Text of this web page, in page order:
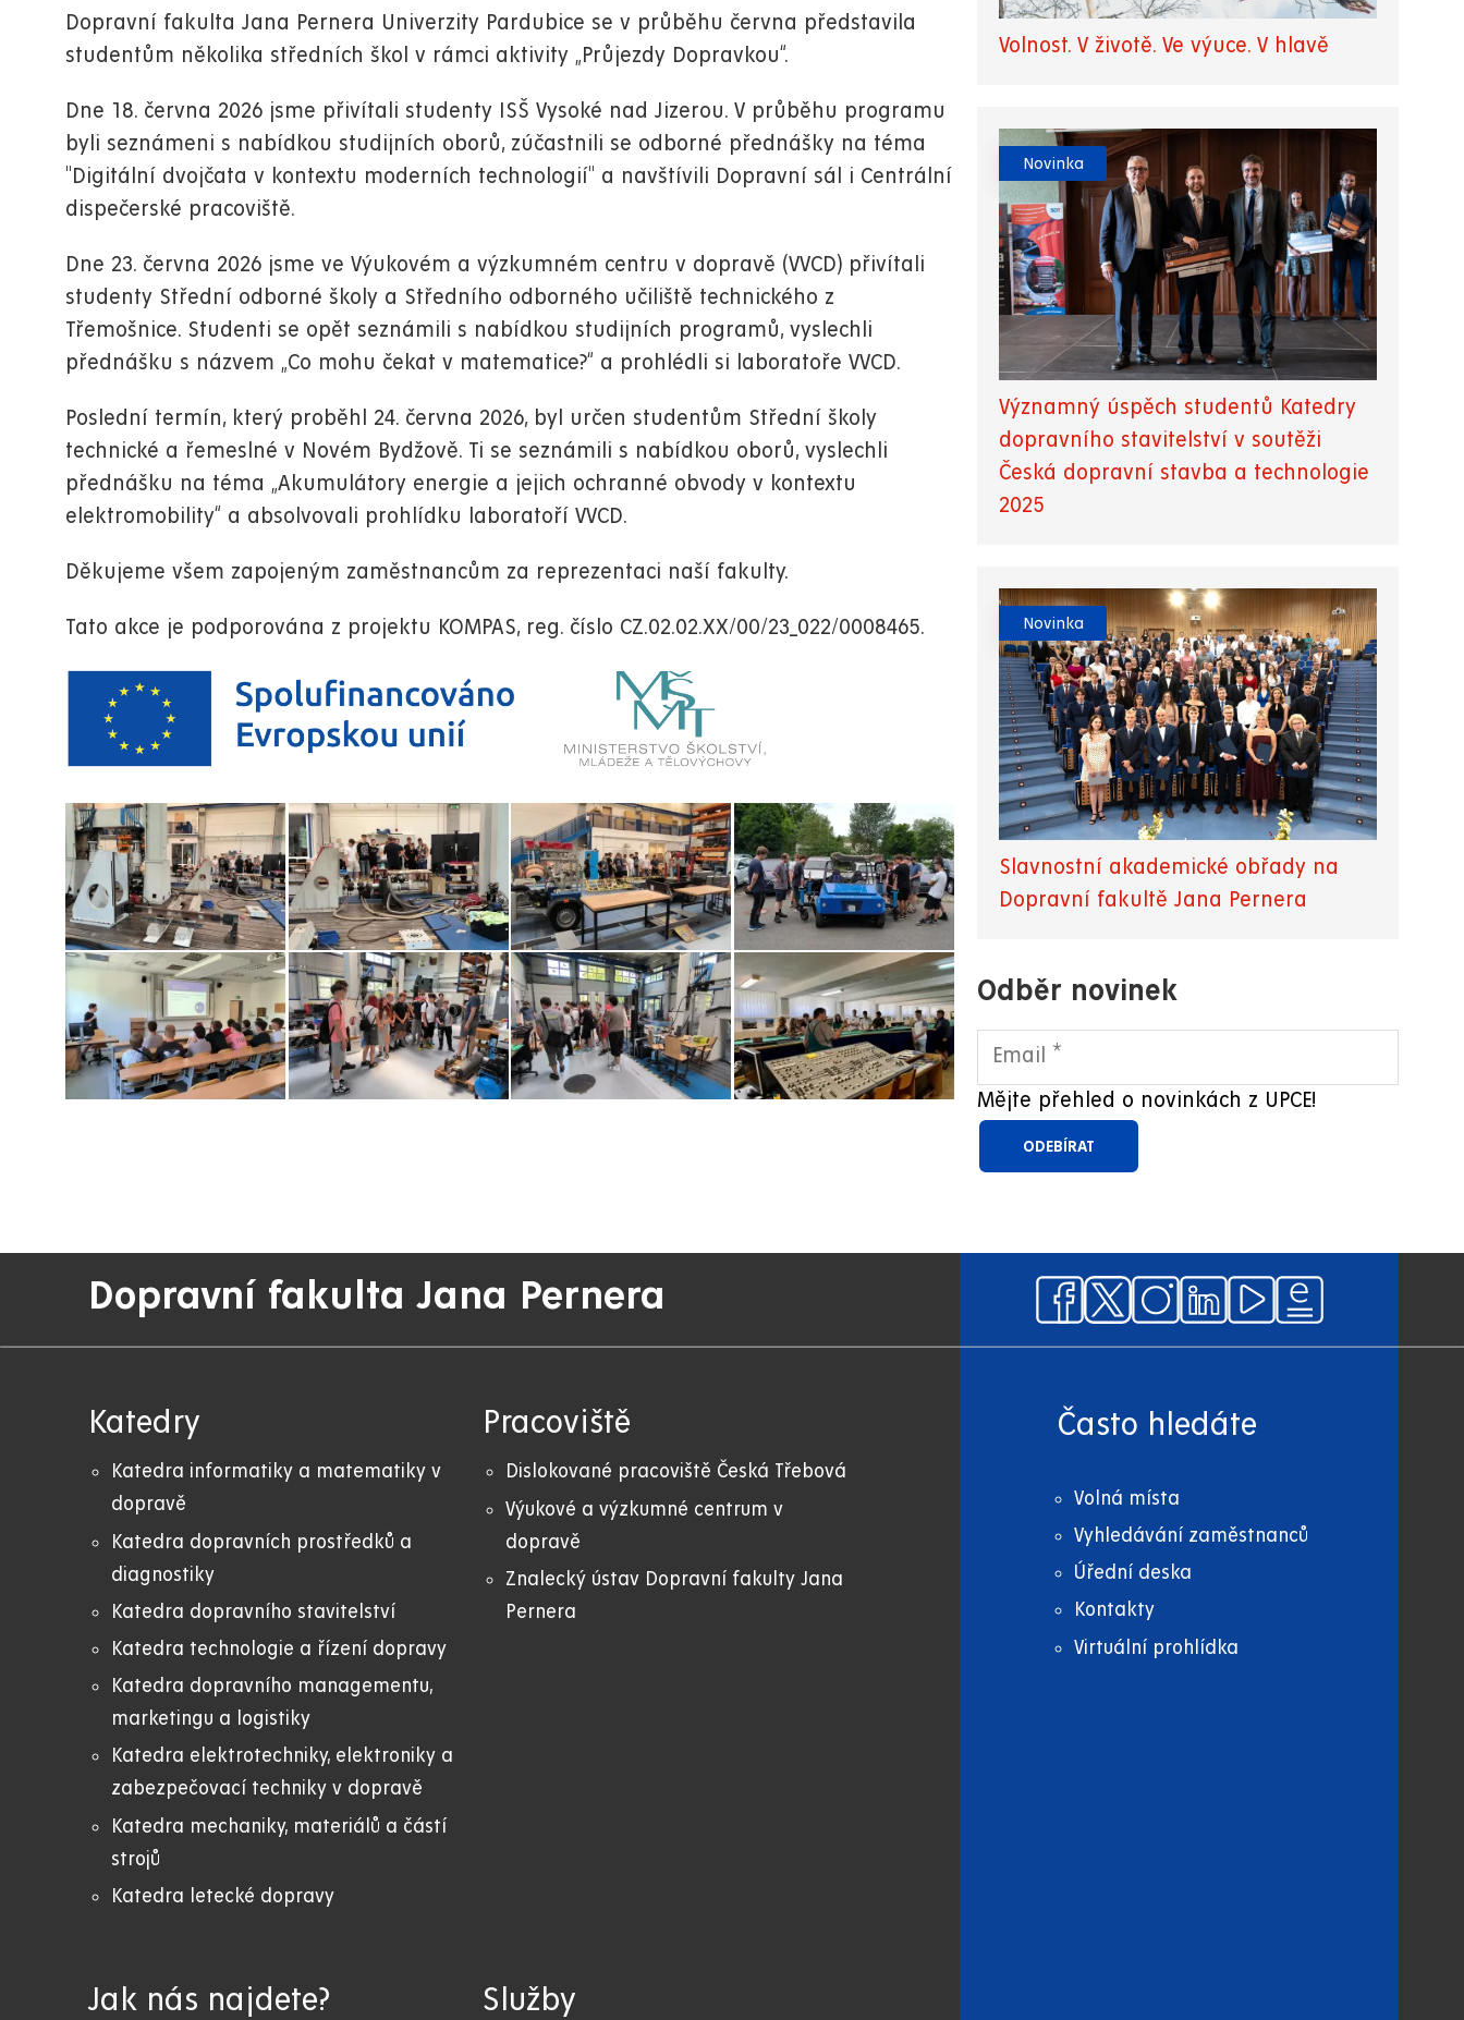
Dopravní fakulta Jana Pernera Univerzity Pardubice se v průběhu června představila
studentům několika středních škol v rámci aktivity „Průjezdy Dopravkou“.
Dne 18. června 2026 jsme přivítali studenty ISŠ Vysoké nad Jizerou. V průběhu programu
byli seznámeni s nabídkou studijních oborů, zúčastnili se odborné přednášky na téma
"Digitální dvojčata v kontextu moderních technologií" a navštívili Dopravní sál i Centrální
dispečerské pracoviště.
Dne 23. června 2026 jsme ve Výukovém a výzkumném centru v dopravě (VVCD) přivítali
studenty Střední odborné školy a Středního odborného učiliště technického z
Třemošnice. Studenti se opět seznámili s nabídkou studijních programů, vyslechli
přednášku s názvem „Co mohu čekat v matematice?“ a prohlédli si laboratoře VVCD.
Poslední termín, který proběhl 24. června 2026, byl určen studentům Střední školy
technické a řemeslné v Novém Bydžově. Ti se seznámili s nabídkou oborů, vyslechli
přednášku na téma „Akumulátory energie a jejich ochranné obvody v kontextu
elektromobility“ a absolvovali prohlídku laboratoří VVCD.
Děkujeme všem zapojeným zaměstnancům za reprezentaci naší fakulty.
Tato akce je podporována z projektu KOMPAS, reg. číslo CZ.02.02.XX/00/23_022/0008465.
Volnost. V životě. Ve výuce. V hlavě
Novinka
Významný úspěch studentů Katedry
dopravního stavitelství v soutěži
Česká dopravní stavba a technologie
2025
Novinka
Slavnostní akademické obřady na
Dopravní fakultě Jana Pernera
Odběr novinek
Mějte přehled o novinkách z UPCE!
Dopravní fakulta Jana Pernera
Katedry
Katedra informatiky a matematiky v
dopravě
Katedra dopravních prostředků a
diagnostiky
Katedra dopravního stavitelství
Katedra technologie a řízení dopravy
Katedra dopravního managementu,
marketingu a logistiky
Katedra elektrotechniky, elektroniky a
zabezpečovací techniky v dopravě
Katedra mechaniky, materiálů a částí
strojů
Katedra letecké dopravy
Pracoviště
Dislokované pracoviště Česká Třebová
Výukové a výzkumné centrum v
dopravě
Znalecký ústav Dopravní fakulty Jana
Pernera
Jak nás najdete? Služby
Často hledáte
Volná místa
Vyhledávání zaměstnanců
Úřední deska
Kontakty
Virtuální prohlídka